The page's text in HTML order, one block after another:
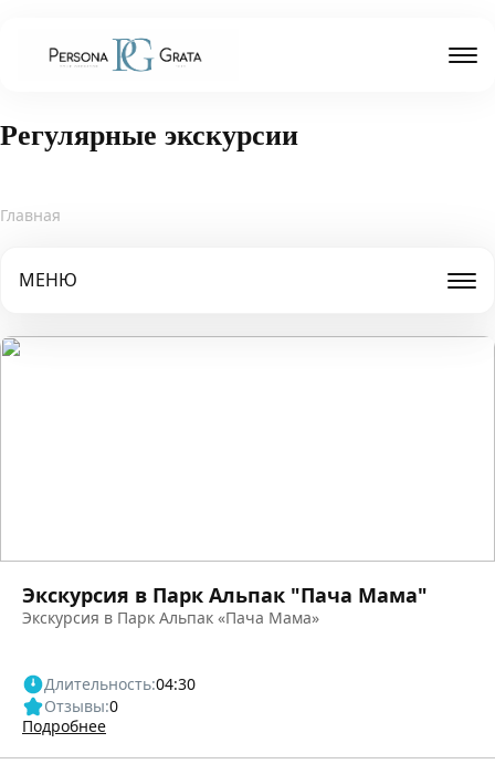
Регулярные экскурсии
Главная
МЕНЮ
Экскурсия в Парк Альпак "Пача Мама"
Экскурсия в Парк Альпак «Пача Мама»
Длительность:04:30
Отзывы:0
Подробнее